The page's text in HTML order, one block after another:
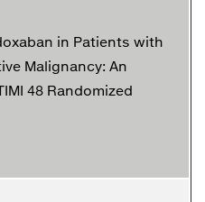
in Patients with
Malignancy: An
48 Randomized